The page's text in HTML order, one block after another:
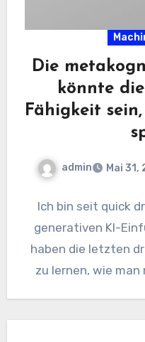
Die
könnte
Fähigkeit
admin Mai 31,
Ich bin seit quick
generativen KI-
haben die letzten
zu lernen, wie